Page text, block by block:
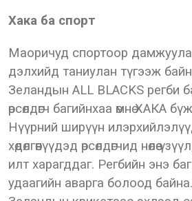
Хака ба спорт
Маоричуд спортоор
дэлхийд таниулан түгээж
Зеландын ALL BLACKS регби
өрсөлдөгч багийнхаа өмнө ХАКА
Нүүрний ширүүн
хөдөлгөөнүүдэд өрсөлдөгчид нөлөө
илт харагддаг. Регбийн энэ
удаагийн аварга болоод